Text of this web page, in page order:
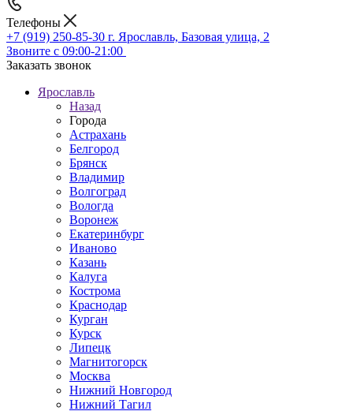
Телефоны
+7 (919) 250-85-30 г. Ярославль, Базовая улица, 2
Звоните с 09:00-21:00
Заказать звонок
Ярославль
Назад
Города
Астрахань
Белгород
Брянск
Владимир
Волгоград
Вологда
Воронеж
Екатеринбург
Иваново
Казань
Калуга
Кострома
Краснодар
Курган
Курск
Липецк
Магнитогорск
Москва
Нижний Новгород
Нижний Тагил